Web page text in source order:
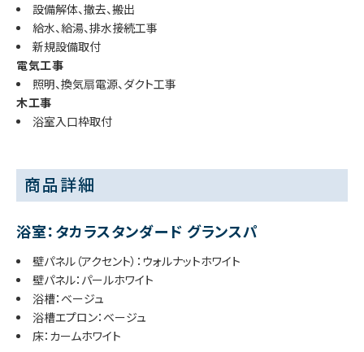
設備解体、撤去、搬出
給水、給湯、排水接続工事
新規設備取付
電気工事
照明、換気扇電源、ダクト工事
木工事
浴室入口枠取付
商品詳細
浴室：タカラスタンダード グランスパ
壁パネル（アクセント）：ウォルナットホワイト
壁パネル：パールホワイト
浴槽：ベージュ
浴槽エプロン：ベージュ
床：カームホワイト